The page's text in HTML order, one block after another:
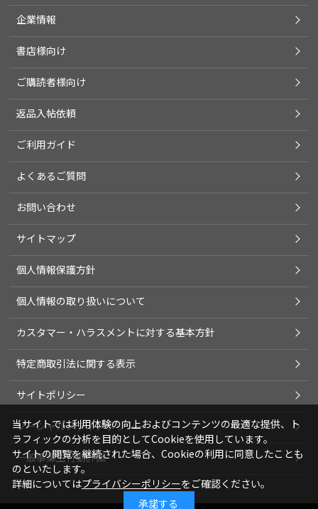
企業情報
書店様向け
ご購読者様向け
返品入帖依頼
ご利用ガイド
よくあるご質問
お問い合わせ
サイトマップ
個人情報保護方針
個人情報の取り扱いについて
カスタマー・ハラスメントに対する基本方針
特定商取引法に関する表示
サイトポリシー
ソーシャルメディアポリシー
一般事業主行動計画
当サイトでは利用体験の向上およびコンテンツの最適な提供、ト
ラフィックの分析を目的としてCookieを使用しています。
サイトの閲覧を継続された場合、Cookieの利用に同意したことも
のといたします。
詳細についてはプライバシーポリシーをご確認ください。
承諾する